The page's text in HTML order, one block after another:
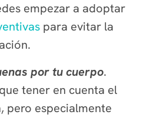
empezar a adoptar
para evitar la
por tu cuerpo.
tener en cuenta el
pero especialmente